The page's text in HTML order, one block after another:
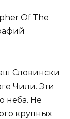
Словински
Чили. Эти
неба. Не
крупных